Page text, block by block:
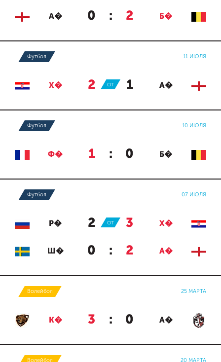
А� 0 : 2 Б�
Футбол 11 ИЮЛЯ
Х� 2 : 1 А�
ОТ
Футбол 10 ИЮЛЯ
Ф� 1 : 0 Б�
Футбол 07 ИЮЛЯ
Р� 2 : 3 Х�
ОТ
Ш� 0 : 2 А�
Волейбол 25 МАРТА
К� 3 : 0 А�
Волейбол 20 МАРТА